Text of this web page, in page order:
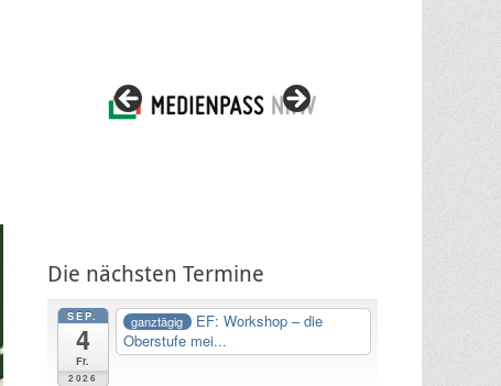
Die nächsten Termine
SEP.
4
Fr.
2026
ganztägig
EF: Workshop – die
Oberstufe mei...